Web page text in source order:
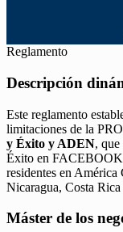
Reglamento
Descripción
Este reglamento
limitaciones de la
y Éxito y ADEN,
Éxito en
residentes en
Nicaragua, Costa Rica
Máster de los